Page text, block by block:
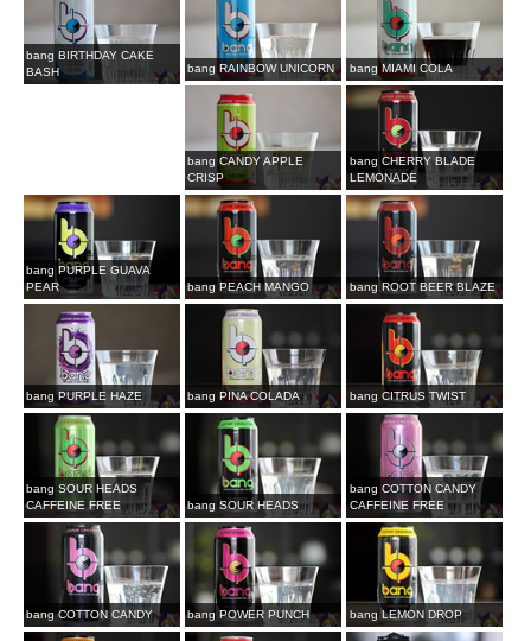
bang BIRTHDAY CAKE
BASH
bang RAINBOW UNICORN bang MIAMI COLA
bang CANDY APPLE
CRISP
bang CHERRY BLADE
LEMONADE
bang PURPLE GUAVA
PEAR
bang PEACH MANGO bang ROOT BEER BLAZE
bang PURPLE HAZE bang PINA COLADA bang CITRUS TWIST
bang SOUR HEADS
CAFFEINE FREE
bang SOUR HEADS
bang COTTON CANDY
CAFFEINE FREE
bang COTTON CANDY bang POWER PUNCH bang LEMON DROP